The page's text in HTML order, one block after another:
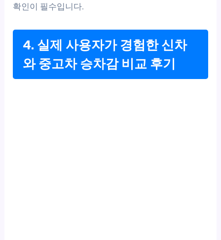
확인이 필수입니다.
4. 실제 사용자가 경험한 신차
와 중고차 승차감 비교 후기